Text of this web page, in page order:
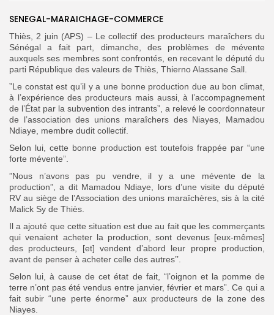
Search
for:
Search
Button
FR
SENEGAL-MARAICHAGE-COMMERCE
Thiès, 2 juin (APS) – Le collectif des producteurs maraîchers du
Sénégal a fait part, dimanche, des problèmes de mévente
auxquels ses membres sont confrontés, en recevant le député du
parti République des valeurs de Thiès, Thierno Alassane Sall.
”Le constat est qu’il y a une bonne production due au bon climat,
à l’expérience des producteurs mais aussi, à l’accompagnement
de l’État par la subvention des intrants”, a relevé le coordonnateur
de l’association des unions maraîchers des Niayes, Mamadou
Ndiaye, membre dudit collectif.
Selon lui, cette bonne production est toutefois frappée par “une
forte mévente”.
”Nous n’avons pas pu vendre, il y a une mévente de la
production”, a dit Mamadou Ndiaye, lors d’une visite du député
RV au siège de l’Association des unions maraîchères, sis à la cité
Malick Sy de Thiès.
Il a ajouté que cette situation est due au fait que les commerçants
qui venaient acheter la production, sont devenus [eux-mêmes]
des producteurs, [et] vendent d’abord leur propre production,
avant de penser à acheter celle des autres’’.
Selon lui, à cause de cet état de fait, “l’oignon et la pomme de
terre n’ont pas été vendus entre janvier, février et mars”. Ce qui a
fait subir “une perte énorme” aux producteurs de la zone des
Niayes.